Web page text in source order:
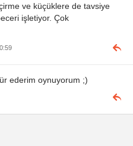
ve küçüklere de tavsiye
işletiyor. Çok
ederim oynuyorum ;)